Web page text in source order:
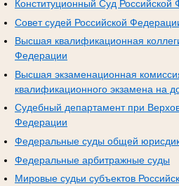
Конституционный Суд Российской
Совет судей Российской
Высшая квалификационная
Федерации
Высшая экзаменационная
квалификационного экзамена на
Судебный департамент при
Федерации
Федеральные суды общей
Федеральные арбитражные суды
Мировые судьи субъектов